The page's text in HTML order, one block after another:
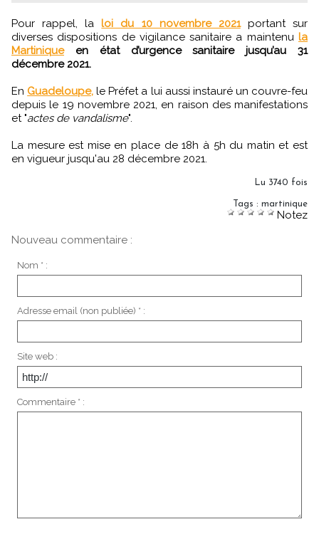
Pour rappel, laloi du 10 novembre 2021portant sur
diverses dispositions de vigilance sanitaire a maintenu la
Martinique
en état d’urgence sanitaire jusqu’au 31
décembre 2021.
En Guadeloupe, le Préfet a lui aussi instauré un couvre-feu
depuis le 19 novembre 2021, en raison des manifestations
et "actes de vandalisme".
La mesure est mise en place de 18h à 5h du matin et est
en vigueur jusqu'au 28 décembre 2021.
Lu 3740 fois
Tags : martinique
Notez
Nouveau commentaire :
Nom * :
Adresse email (non publiée) * :
Site web :
Commentaire * :